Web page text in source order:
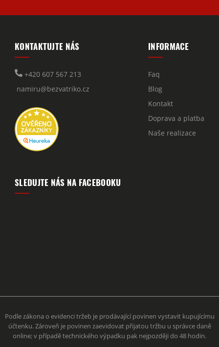
KONTAKTUJTE NÁS
+420 607 567 213
namiru@bezvatriko.cz
INFORMACE
Faq
Blog
Kontakt
Doprava a platba
Naše realizace
SLEDUJTE NÁS NA FACEBOOKU
Podle zákona o evidenci tržeb je prodávající povinen vystavit kupujícímu
účtenku. Zároveň je povinen zaevidovat přijatou tržbu u správce daně
online; v případě technického výpadku pak nejpozději do 48 hodin.